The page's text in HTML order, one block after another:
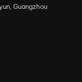
Guangzhou